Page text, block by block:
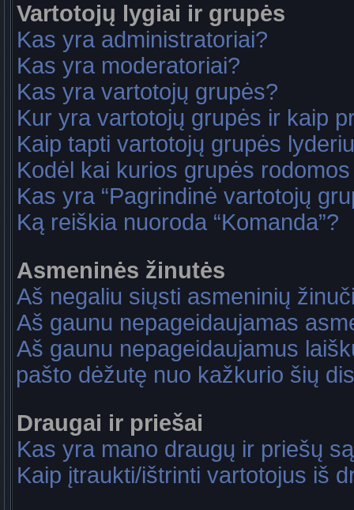
Vartotojų lygiai ir grupės
Kas yra administratoriai?
Kas yra moderatoriai?
Kas yra vartotojų grupės?
Kur yra vartotojų grupės ir kaip
Kaip tapti vartotojų grupės
Kodėl kai kurios grupės
Kas yra “Pagrindinė vartotojų
Ką reiškia nuoroda “Komanda”?
Asmeninės žinutės
Aš negaliu siųsti asmeninių
Aš gaunu nepageidaujamas
Aš gaunu nepageidaujamus
pašto dėžutę nuo kažkurio šių
Draugai ir priešai
Kas yra mano draugų ir priešų
Kaip įtraukti/ištrinti vartotojus iš